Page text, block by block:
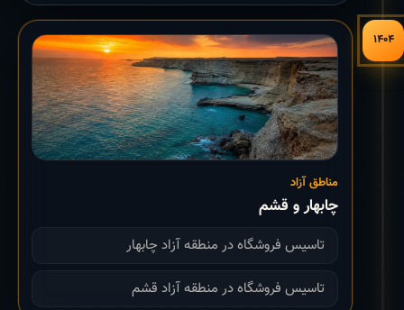
۱۴۰۴
مناطق آزاد
چابهار و قشم
تاسیس فروشگاه در منطقه آزاد چابهار
تاسیس فروشگاه در منطقه آزاد قشم